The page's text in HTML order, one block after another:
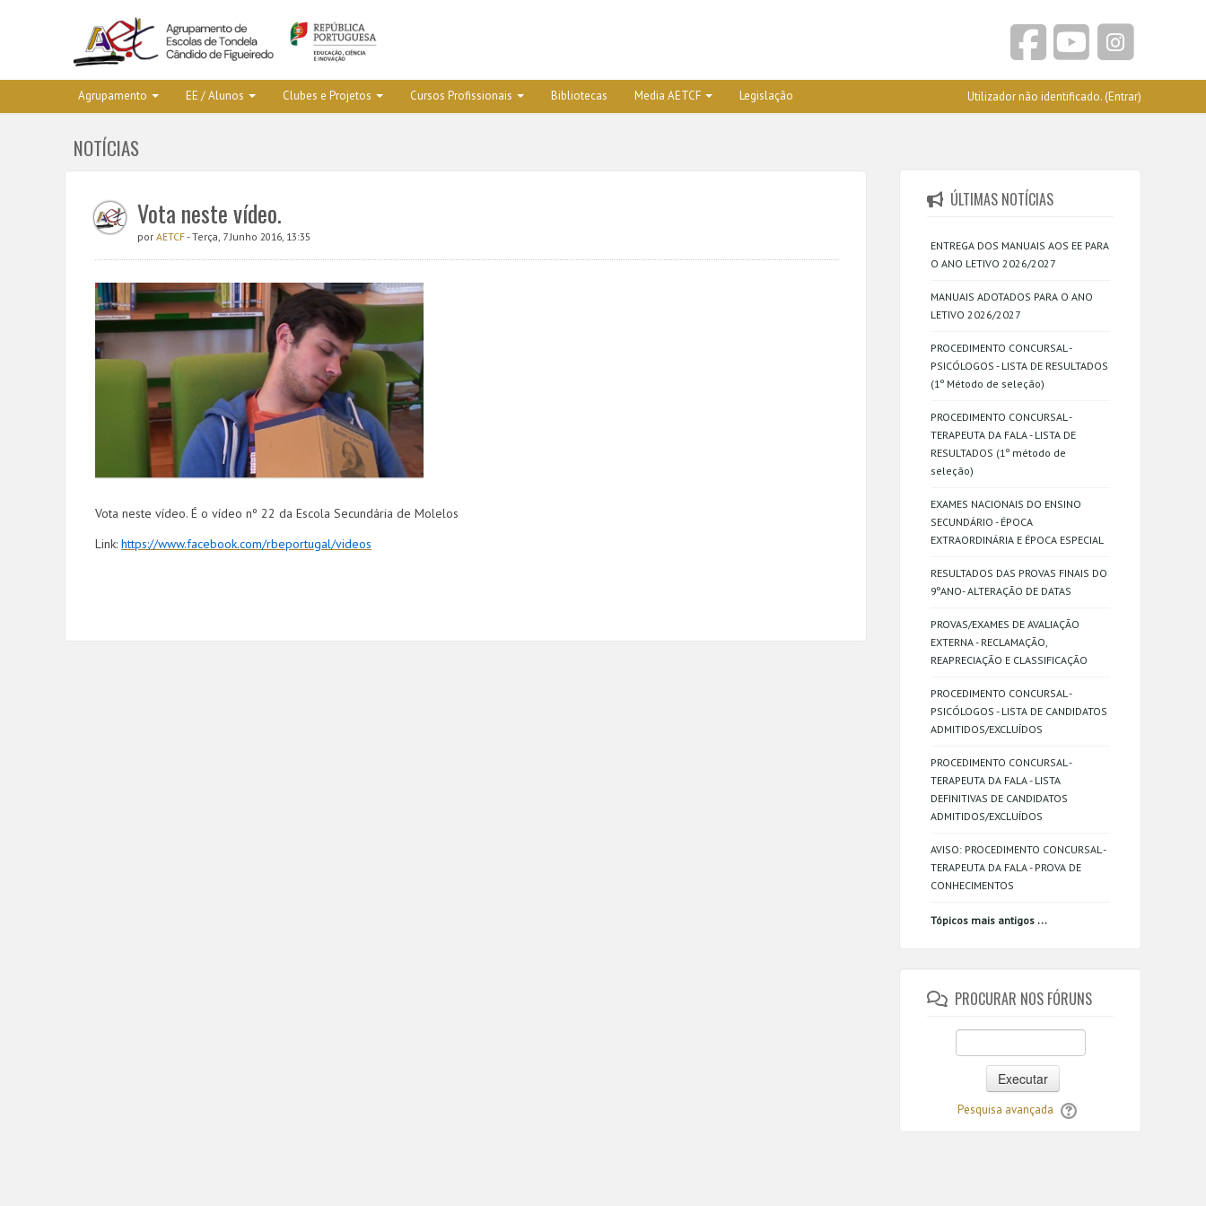
Agrupamento EE / Alunos Clubes e Projetos Cursos Profissionais Bibliotecas Media AETCF Legislação Utilizador não identificado. (Entrar)
NOTÍCIAS
Vota neste vídeo.
por AETCF- Terça, 7 Junho 2016, 13:35
Vota neste vídeo. É o vídeo nº 22 da Escola Secundária de Molelos
Link: https://www.facebook.com/rbeportugal/videos
ÚLTIMAS NOTÍCIAS
ENTREGA DOS MANUAIS AOS EE PARA
O ANO LETIVO 2026/2027
MANUAIS ADOTADOS PARA O ANO
LETIVO 2026/2027
PROCEDIMENTO CONCURSAL -
PSICÓLOGOS - LISTA DE RESULTADOS
(1º Método de seleção)
PROCEDIMENTO CONCURSAL -
TERAPEUTA DA FALA - LISTA DE
RESULTADOS (1º método de
seleção)
EXAMES NACIONAIS DO ENSINO
SECUNDÁRIO - ÉPOCA
EXTRAORDINÁRIA E ÉPOCA ESPECIAL
RESULTADOS DAS PROVAS FINAIS DO
9ºANO- ALTERAÇÃO DE DATAS
PROVAS/EXAMES DE AVALIAÇÃO
EXTERNA - RECLAMAÇÃO,
REAPRECIAÇÃO E CLASSIFICAÇÃO
PROCEDIMENTO CONCURSAL -
PSICÓLOGOS - LISTA DE CANDIDATOS
ADMITIDOS/EXCLUÍDOS
PROCEDIMENTO CONCURSAL -
TERAPEUTA DA FALA - LISTA
DEFINITIVAS DE CANDIDATOS
ADMITIDOS/EXCLUÍDOS
AVISO: PROCEDIMENTO CONCURSAL -
TERAPEUTA DA FALA - PROVA DE
CONHECIMENTOS
Tópicos mais antigos ...
PROCURAR NOS FÓRUNS
Executar
Pesquisa avançada